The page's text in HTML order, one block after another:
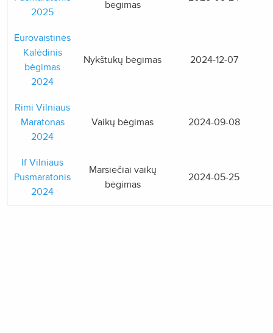
2025
bėgimas
Eurovaistinės
Kalėdinis
bėgimas
2024
Nykštukų bėgimas 2024-12-07
Rimi Vilniaus
Maratonas
2024
Vaikų bėgimas 2024-09-08
If Vilniaus
Pusmaratonis
2024
Marsiečiai vaikų
bėgimas
2024-05-25